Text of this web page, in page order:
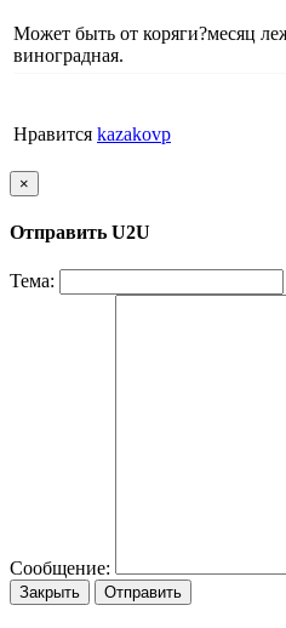
Может быть от коряги?месяц
виноградная.
Нравится kazakovp
×
Отправить U2U
Тема:
Сообщение:
Закрыть Отправить